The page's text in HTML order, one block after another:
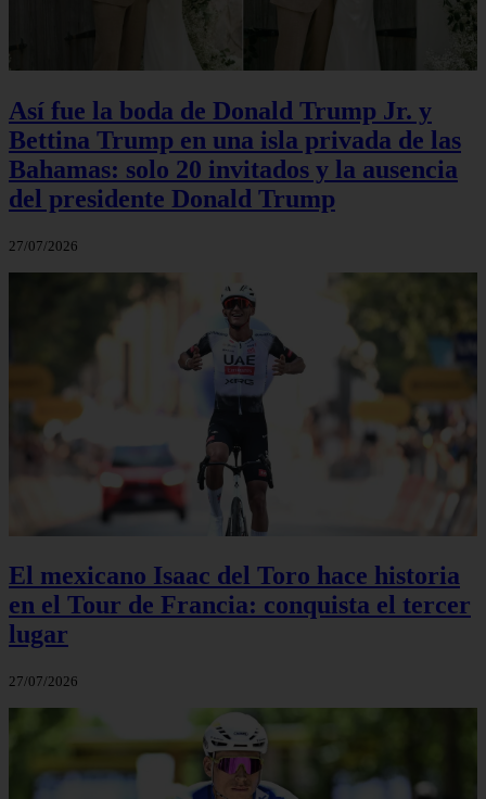
Así fue la boda de Donald Trump Jr. y
Bettina Trump en una isla privada de las
Bahamas: solo 20 invitados y la ausencia
del presidente Donald Trump
27/07/2026
El mexicano Isaac del Toro hace historia
en el Tour de Francia: conquista el tercer
lugar
27/07/2026